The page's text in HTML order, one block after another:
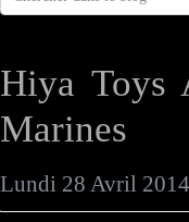
Hiya Toys
Marines
Lundi 28 Avril 2014